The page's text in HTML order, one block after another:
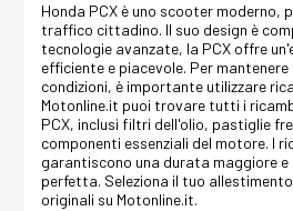
Honda PCX è uno scooter
traffico cittadino. Il suo design è
tecnologie avanzate, la PCX offre
efficiente e piacevole. Per
condizioni, è importante utilizzare
Motonline.it puoi trovare tutti i
PCX, inclusi filtri dell'olio, pastiglie
componenti essenziali del motore. I
garantiscono una durata maggiore
perfetta. Seleziona il tuo
originali su Motonline.it.